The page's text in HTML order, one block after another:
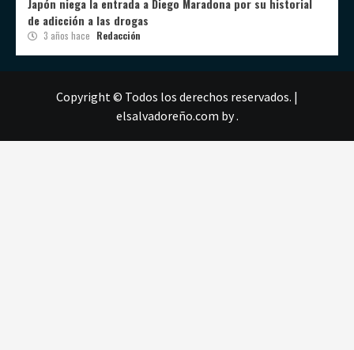
de adicción a las drogas
3 años hace Redacción
Copyright © Todos los derechos reservados. |
elsalvadoreño.com by .